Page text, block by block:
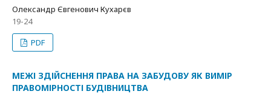
Олександр Євгенович Кухарєв
19-24
PDF
МЕЖІ ЗДІЙСНЕННЯ ПРАВА НА ЗАБУДОВУ ЯК ВИМІР
ПРАВОМІРНОСТІ БУДІВНИЦТВА